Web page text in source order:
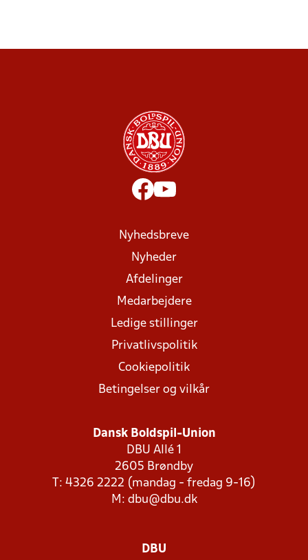
Nyhedsbreve
Nyheder
Afdelinger
Medarbejdere
Ledige stillinger
Privatlivspolitik
Cookiepolitik
Betingelser og vilkår
Dansk Boldspil-Union
DBU Allé 1
2605 Brøndby
T: 4326 2222 (mandag - fredag 9-16)
M: dbu@dbu.dk
DBU